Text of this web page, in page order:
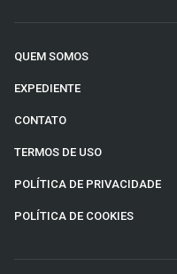
QUEM SOMOS
EXPEDIENTE
CONTATO
TERMOS DE USO
POLÍTICA DE PRIVACIDADE
POLÍTICA DE COOKIES